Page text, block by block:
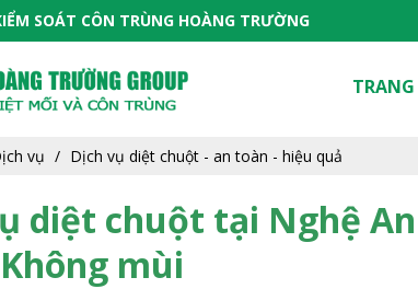
SOÁT CÔN TRÙNG HOÀNG TRƯỜNG
vụ Dịch vụ diệt chuột - an toàn - hiệu quả
diệt chuột tại Nghệ
mùi